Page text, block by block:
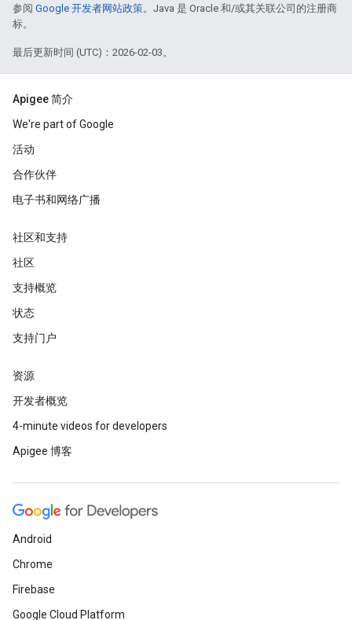
参阅 Google 开发者网站政策。Java 是 Oracle 和/或其关联公司的注册商
标。
最后更新时间 (UTC)：2026-02-03。
Apigee 简介
We're part of Google
活动
合作伙伴
电子书和网络广播
社区和支持
社区
支持概览
状态
支持门户
资源
开发者概览
4-minute videos for developers
Apigee 博客
Android
Chrome
Firebase
Google Cloud Platform